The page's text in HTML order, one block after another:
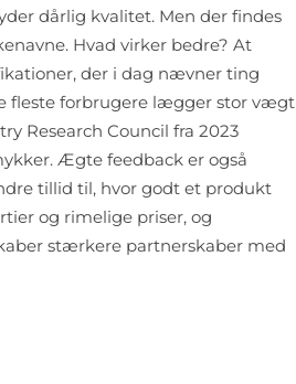
dårlig kvalitet. Men der findes
Hvad virker bedre? At
der i dag nævner ting
fleste forbrugere lægger stor vægt
Research Council fra 2023
Ægte feedback er også
tillid til, hvor godt et produkt
og rimelige priser, og
stærkere partnerskaber med